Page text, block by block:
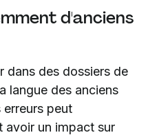
d'anciens
dans des dossiers de
langue des anciens
peut
avoir un impact sur